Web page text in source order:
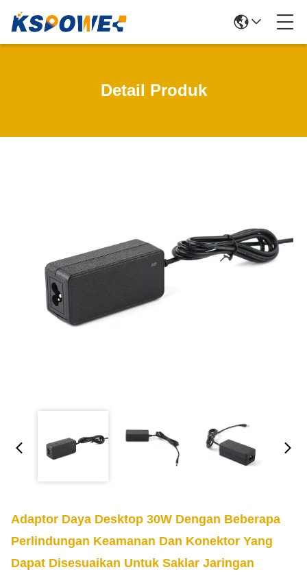
Detail Produk
Adaptor Daya Desktop 30W Dengan Beberapa
Perlindungan Keamanan Dan Konektor Yang
Dapat Disesuaikan Untuk Saklar Jaringan